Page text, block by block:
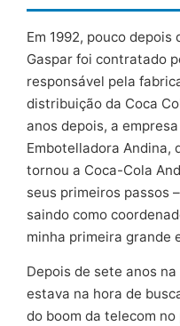
Em 1992, pouco
Gaspar foi contratado
responsável pela
distribuição da Coca
anos depois, a
Embotelladora Andina,
tornou a Coca-Cola
seus primeiros passos
saindo como
minha primeira grande
Depois de sete anos
estava na hora de
do boom da telecom